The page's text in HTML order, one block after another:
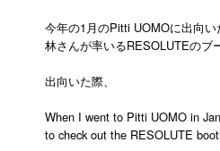
今年の1月のPitti UOMOに出向
林さんが率いるRESOLUTEのブ
出向いた際、
When I went to Pitti UOMO in
to check out the RESOLUTE